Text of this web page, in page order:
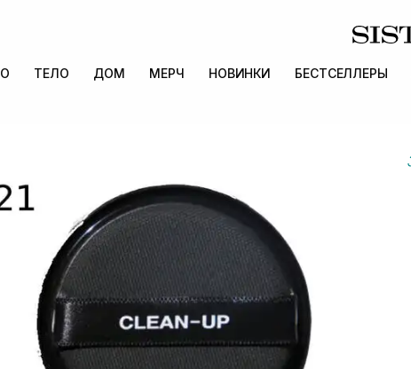
ТЕЛО ДОМ МЕРЧ НОВИНКИ БЕСТСЕЛЛЕРЫ